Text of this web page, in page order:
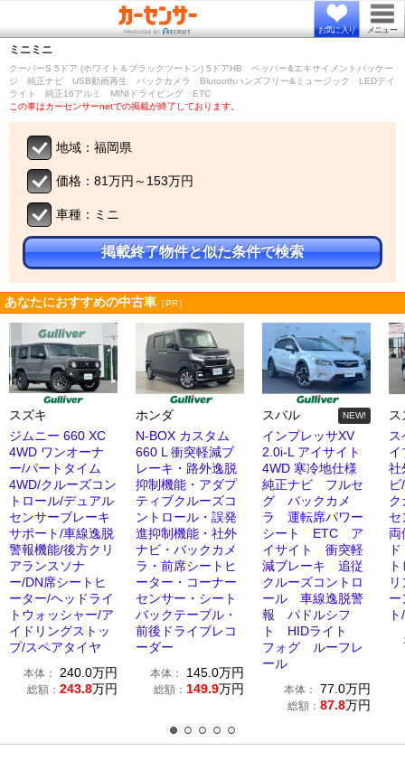
お気に入り メニュー
ミニ ミニ
クーパーS 5ドア (ホワイト＆ブラックツートン) 5ドアHB ペッパー&エキサイメントパッケー
ジ 純正ナビ USB動画再生 バックカメラ Blutoothハンズフリー&ミュージック LEDデイ
ライト 純正16アルミ MINIドライビング ETC
この車はカーセンサーnetでの掲載が終了しております。
地域：福岡県
価格：81万円～153万円
車種：ミニ
掲載終了物件と似た条件で検索
あなたにおすすめの中古車 ［PR］
スズキ
ジムニー 660 XC
4WD ワンオーナ
ー/パートタイム
4WD/クルーズコン
トロール/デュアル
センサーブレーキ
サポート/車線逸脱
警報機能/後方クリ
アランスソナ
ー/DN席シートヒ
ーター/ヘッドライ
トウォッシャー/ア
イドリングストッ
プ/スペアタイヤ
本体： 240.0万円
総額： 243.8万円
ホンダ
N-BOX カスタム
660 L 衝突軽減ブ
レーキ・路外逸脱
抑制機能・アダプ
ティブクルーズコ
ントロール・誤発
進抑制機能・社外
ナビ・バックカメ
ラ・前席シートヒ
ーター・コーナー
センサー・シート
バックテーブル・
前後ドライブレコ
ーダー
本体： 145.0万円
総額： 149.9万円
スバル NEW!
インプレッサXV
2.0i-L アイサイト
4WD 寒冷地仕様
純正ナビ フルセ
グ バックカメ
ラ 運転席パワー
シート ETC ア
イサイト 衝突軽
減ブレーキ 追従
クルーズコントロ
ール 車線逸脱警
報 パドルシフ
ト HIDライト
フォグ ルーフレ
ール
本体： 77.0万円
総額： 87.8万円
ス
イ
社
ク
セ
両
ー